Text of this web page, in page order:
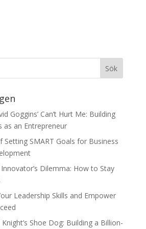
Goggins’ Can’t Hurt Me: Building
as an Entrepreneur
SMART Goals for Business
Dilemma: How to Stay
Leadership Skills and Empower
Shoe Dog: Building a Billion-